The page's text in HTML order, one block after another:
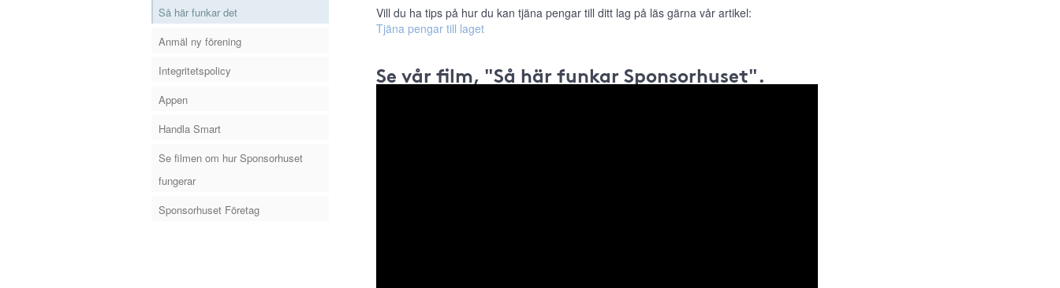
Så här funkar det
Anmäl ny förening
Integritetspolicy
Appen
Handla Smart
Se filmen om hur Sponsorhuset
fungerar
Sponsorhuset Företag
Vill du ha tips på hur du kan tjäna pengar till ditt lag på läs gärna vår artikel:
Tjäna pengar till laget
Se vår film, "Så här funkar Sponsorhuset".